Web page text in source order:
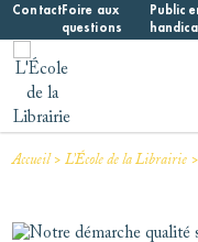
Skip
content
ContactFoire aux
questions
Public
Accueil>L’École de la Librairie